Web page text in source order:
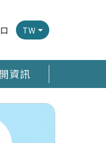
TW
資訊
收站地圖網預防登革熱